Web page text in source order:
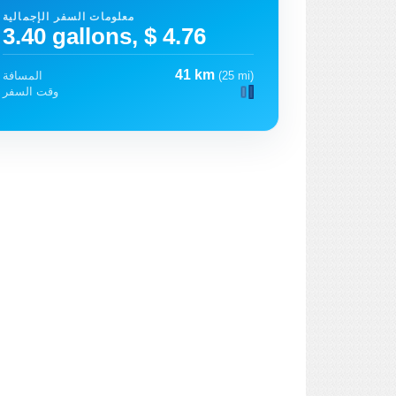
معلومات السفر الإجمالية
3.40 gallons, $ 4.76
المسافة 41 km (25 mi)
وقت السفر